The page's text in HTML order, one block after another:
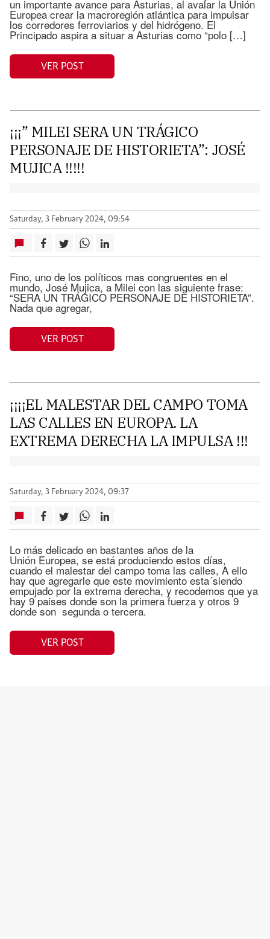
un importante avance para Asturias, al avalar la Unión
Europea crear la macroregión atlántica para impulsar
los corredores ferroviarios y del hidrógeno. El
Principado aspira a situar a Asturias como “polo […]
VER POST
¡¡¡” MILEI SERA UN TRÁGICO
PERSONAJE DE HISTORIETA”: JOSÉ
MUJICA !!!!!
Saturday, 3 February 2024, 09:54
Fino, uno de los políticos mas congruentes en el
mundo, José Mujica, a Milei con las siguiente frase:
“SERA UN TRÁGICO PERSONAJE DE HISTORIETA”.
Nada que agregar,
VER POST
¡¡¡¡EL MALESTAR DEL CAMPO TOMA
LAS CALLES EN EUROPA. LA
EXTREMA DERECHA LA IMPULSA !!!
Saturday, 3 February 2024, 09:37
Lo más delicado en bastantes años de la
Unión Europea, se está produciendo estos días,
cuando el malestar del campo toma las calles, A ello
hay que agregarle que este movimiento esta´siendo
empujado por la extrema derecha, y recodemos que ya
hay 9 paises donde son la primera fuerza y otros 9
donde son segunda o tercera.
VER POST